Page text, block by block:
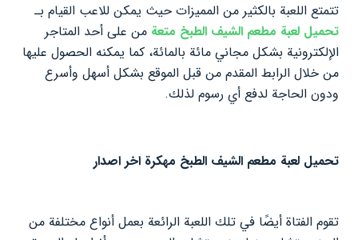
تتمتع اللعبة بالكثير من المميزات حيث يمكن للاعب القيام بـ
تحميل لعبة مطعم الشيف الطبخ متعة من على أحد المتاجر
الإلكترونية بشكل مجاني مائة بالمائة، كما يمكنه الحصول عليها
من خلال الرابط المقدم من قبل الموقع بشكل أسهل وأسرع
ودون الحاجة لدفع أي رسوم لذلك.
تحميل لعبة مطعم الشيف الطبخ مهكرة اخر اصدار
تقوم الفتاة أيضًا في تلك اللعبة الرائعة بعمل أنواع مختلفة من